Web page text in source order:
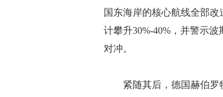
国东海岸的核心航线全部
计攀升30%-40%，并警示
对冲。
紧随其后，德国赫伯罗特